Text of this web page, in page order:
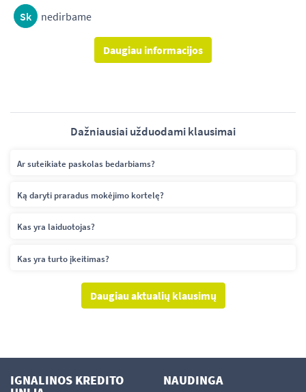
Sk nedirbame
Daugiau informacijos
Dažniausiai užduodami klausimai
Ar suteikiate paskolas bedarbiams?
Ką daryti praradus mokėjimo kortelę?
Kas yra laiduotojas?
Kas yra turto įkeitimas?
Daugiau aktualių klausimų
IGNALINOS KREDITO NAUDINGA